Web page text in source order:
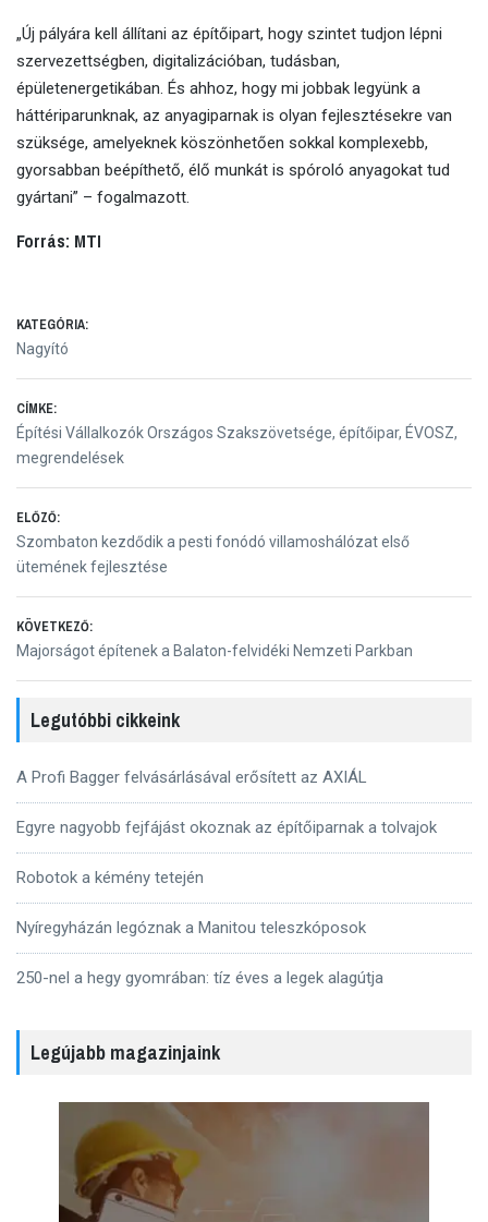
„Új pályára kell állítani az építőipart, hogy szintet tudjon lépni
szervezettségben, digitalizációban, tudásban,
épületenergetikában. És ahhoz, hogy mi jobbak legyünk a
háttériparunknak, az anyagiparnak is olyan fejlesztésekre van
szüksége, amelyeknek köszönhetően sokkal komplexebb,
gyorsabban beépíthető, élő munkát is spóroló anyagokat tud
gyártani” – fogalmazott.
Forrás: MTI
KATEGÓRIA:
Nagyító
CÍMKE:
Építési Vállalkozók Országos Szakszövetsége, építőipar, ÉVOSZ,
megrendelések
Bejegyzés
navigáció
ELŐZŐ:
Előző
bejegyzés:
Szombaton kezdődik a pesti fonódó villamoshálózat első
ütemének fejlesztése
KÖVETKEZŐ:
Következő
bejegyzés:
Majorságot építenek a Balaton-felvidéki Nemzeti Parkban
Legutóbbi cikkeink
A Profi Bagger felvásárlásával erősített az AXIÁL
Egyre nagyobb fejfájást okoznak az építőiparnak a tolvajok
Robotok a kémény tetején
Nyíregyházán legóznak a Manitou teleszkóposok
250-nel a hegy gyomrában: tíz éves a legek alagútja
Legújabb magazinjaink